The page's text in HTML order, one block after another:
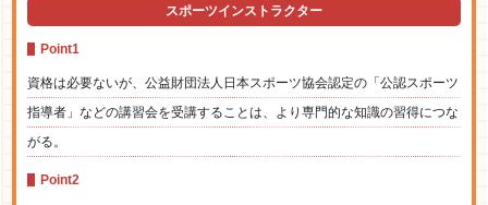
スポーツインストラクター
Point1
資格は必要ないが、公益財団法人日本スポーツ協会認定の「公認スポーツ
指導者」などの講習会を受講することは、より専門的な知識の習得につな
がる。
Point2